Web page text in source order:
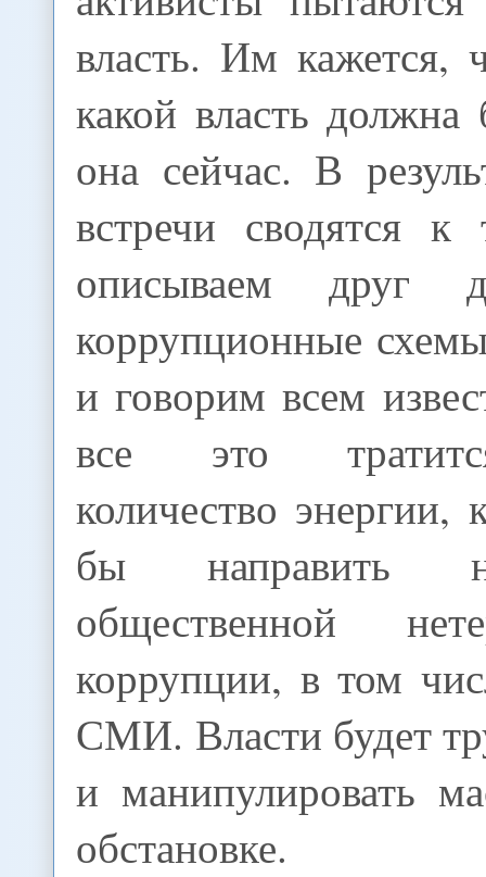
власть. Им кажется,
какой власть
она сейчас. В
встречи сводятся
описываем друг
коррупционные
и говорим всем
все это
количество
бы направить
общественной
коррупции, в том
СМИ. Власти будет
и манипулировать
обстановке.